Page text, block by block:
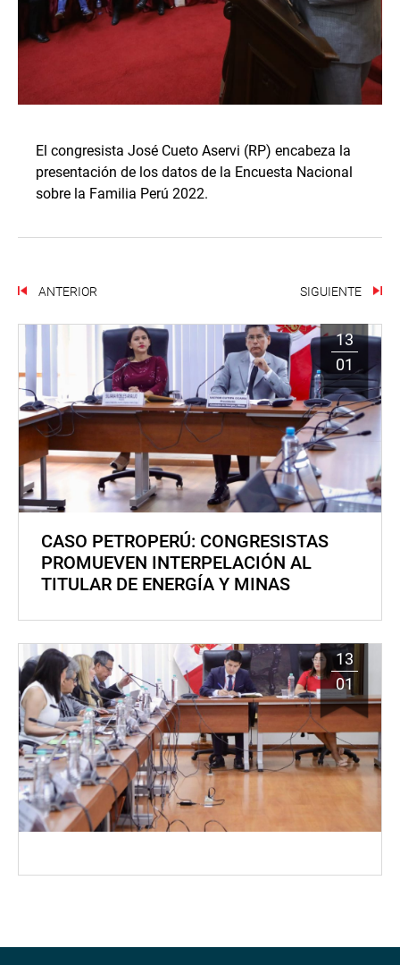
El congresista José Cueto Aservi (RP) encabeza la
presentación de los datos de la Encuesta Nacional
sobre la Familia Perú 2022.
ANTERIOR SIGUIENTE
13
01
CASO PETROPERÚ: CONGRESISTAS
PROMUEVEN INTERPELACIÓN AL
TITULAR DE ENERGÍA Y MINAS
13
01